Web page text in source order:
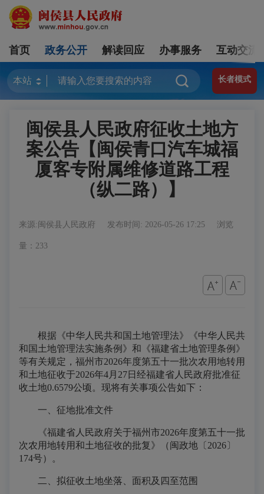
首页 政务公开 解读回应 办事服务 互动交流
长者模式
闽侯县人民政府征收土地方
案公告【闽侯青口汽车城福
厦客专附属维修道路工程
（纵二路）】
来源:闽侯县人民政府 发布时间: 2026-05-26 17:25 浏览
量：233
根据《中华人民共和国土地管理法》《中华人民共
和国土地管理法实施条例》和《福建省土地管理条例》
等有关规定，福州市2026年度第五十一批次农用地转用
和土地征收于2026年4月27日经福建省人民政府批准征
收土地0.6579公顷。现将有关事项公告如下：
一、征地批准文件
《福建省人民政府关于福州市2026年度第五十一批
次农用地转用和土地征收的批复》（闽政地〔 2026〕
174号）。
二、拟征收土地坐落、面积及四至范围